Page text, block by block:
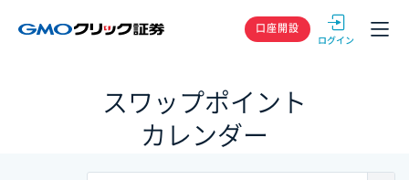
GMOクリック
口座開設
スワップポイント
カレンダー